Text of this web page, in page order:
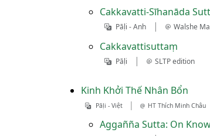
Cakkavatti-Sīhanāda
Pāḷi - Anh | Walshe
Cakkavattisuttaṃ
Pāḷi | SLTP edition
Kinh Khởi Thế Nhân Bổn
Pāḷi - Việt | HT Thích Minh Châu
Aggañña Sutta: On